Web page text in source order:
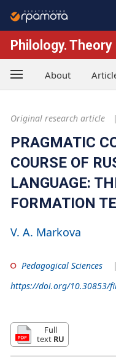
Philology.
About
Original research article
PRAGMATIC
COURSE OF
LANGUAGE:
FORMATION
V. A. Markova
Pedagogical Sciences
https://doi.org/10.30853/
Full
text RU